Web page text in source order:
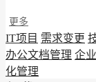
更多
IT项目 需求变更
办公文档管理 企
化管理